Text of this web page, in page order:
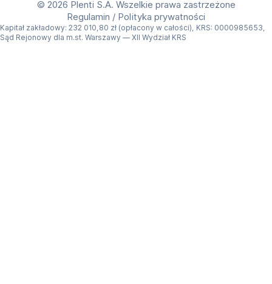
© 2026 Plenti S.A. Wszelkie prawa zastrzeżone
Regulamin / Polityka prywatności
Kapitał zakładowy: 232 010,80 zł (opłacony w całości), KRS: 0000985653,
Sąd Rejonowy dla m.st. Warszawy — XII Wydział KRS